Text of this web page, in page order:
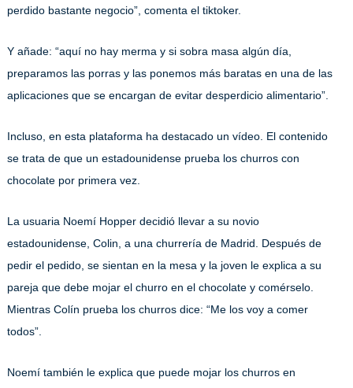
perdido bastante negocio”, comenta el tiktoker.
Y añade: “aquí no hay merma y si sobra masa algún día,
preparamos las porras y las ponemos más baratas en una de las
aplicaciones que se encargan de evitar desperdicio alimentario”.
Incluso, en esta plataforma ha destacado un vídeo. El contenido
se trata de que un estadounidense prueba los churros con
chocolate por primera vez.
La usuaria Noemí Hopper decidió llevar a su novio
estadounidense, Colin, a una churrería de Madrid. Después de
pedir el pedido, se sientan en la mesa y la joven le explica a su
pareja que debe mojar el churro en el chocolate y comérselo.
Mientras Colín prueba los churros dice: “Me los voy a comer
todos”.
Noemí también le explica que puede mojar los churros en